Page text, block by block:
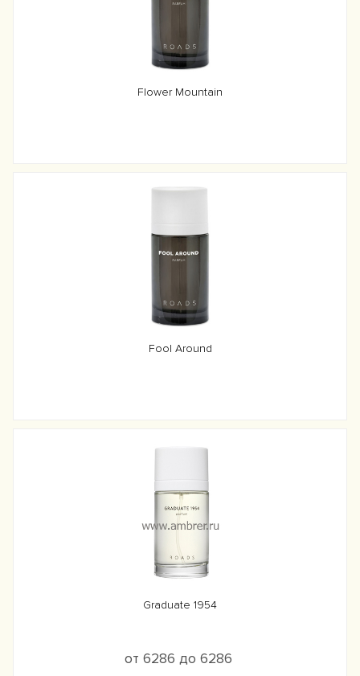
Flower Mountain
Fool Around
Graduate 1954
от 6286 до 6286